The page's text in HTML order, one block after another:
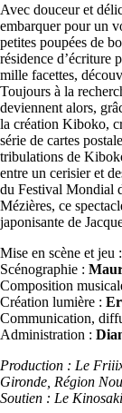
Avec douceur et
embarquer pour un
petites poupées de
résidence d’écriture
mille facettes,
Toujours à la
deviennent alors,
la création Kiboko,
série de cartes
tribulations de
entre un cerisier et
du Festival Mondial
Mézières, ce
japonisante de
Mise en scène et jeu :
Scénographie :
Composition
Création lumière :
Communication,
Administration :
Production : Le
Gironde, Région
Soutien : Le